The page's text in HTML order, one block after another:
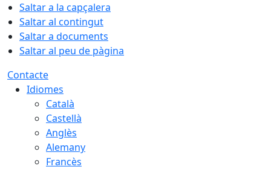
Saltar a la capçalera
Saltar al contingut
Saltar a documents
Saltar al peu de pàgina
Contacte
Idiomes
Català
Castellà
Anglès
Alemany
Francès